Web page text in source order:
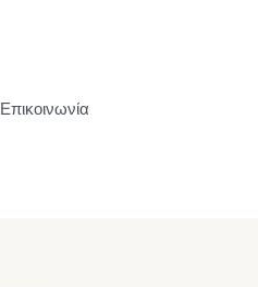
Επικοινωνία